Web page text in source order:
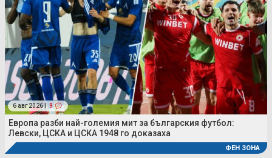
6 авг 2026 | 9
Европа разби най-големия мит за българския футбол:
Левски, ЦСКА и ЦСКА 1948 го доказаха
ФЕН ЗОНА